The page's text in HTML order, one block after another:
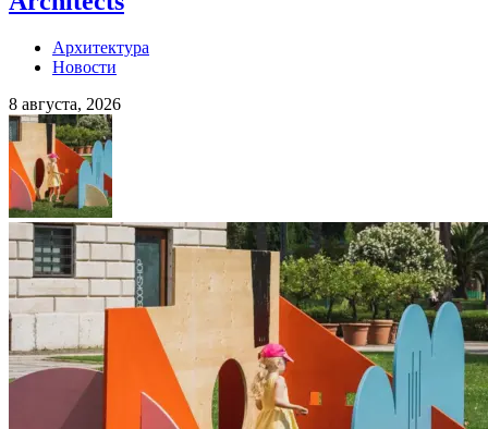
Архитектура
Новости
8 августа, 2026